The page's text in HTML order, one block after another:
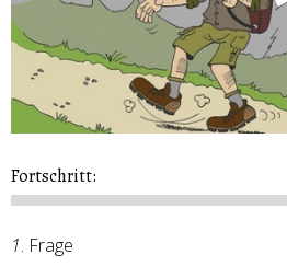
Fortschritt:
1. Frage